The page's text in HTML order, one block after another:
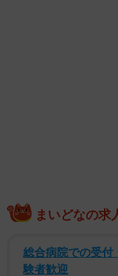
まいどなの求
総合病院での受付
験者歓迎